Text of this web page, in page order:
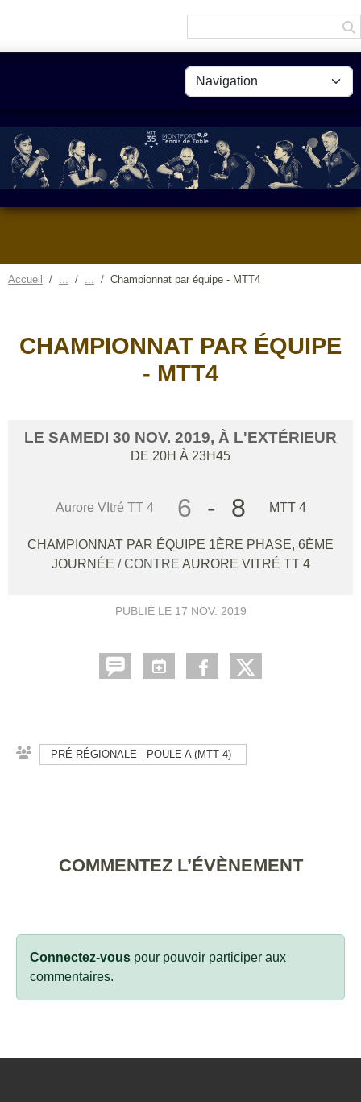
Accueil Championnat par équipe - MTT4
CHAMPIONNAT PAR ÉQUIPE
- MTT4
LE SAMEDI 30 NOV. 2019, À L'EXTÉRIEUR
DE 20H À 23H45
Aurore VItré TT 4 6 - 8 MTT 4
CHAMPIONNAT PAR ÉQUIPE 1ÈRE PHASE, 6ÈME
JOURNÉE / CONTRE AURORE VITRÉ TT 4
PUBLIÉ LE 17 NOV. 2019
PRÉ-RÉGIONALE - POULE A (MTT 4)
COMMENTEZ L’ÉVÈNEMENT
Connectez-vous pour pouvoir participer aux
commentaires.